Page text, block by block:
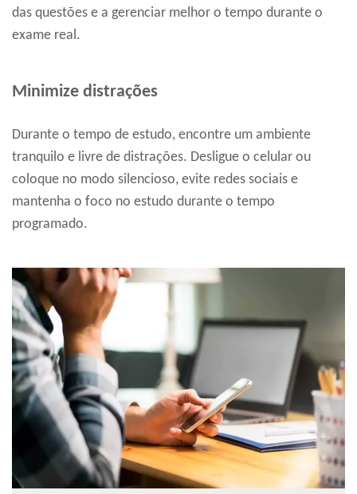
das questões e a gerenciar melhor o tempo durante o
exame real.
Minimize distrações
Durante o tempo de estudo, encontre um ambiente
tranquilo e livre de distrações. Desligue o celular ou
coloque no modo silencioso, evite redes sociais e
mantenha o foco no estudo durante o tempo
programado.